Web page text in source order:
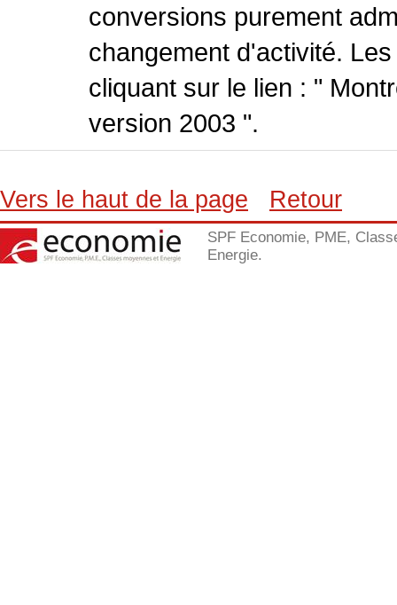
conversions purement
changement d'activité.
cliquant sur le lien : "
version 2003 ".
Vers le haut de la page Retour
SPF Economie, PME,
Energie.